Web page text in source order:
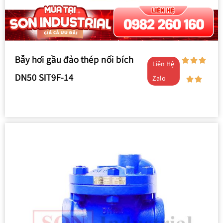
Bẫy hơi gầu đảo thép nối bích
DN50 SIT9F-14
Liên Hệ
Zalo